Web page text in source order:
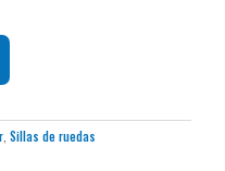
, Sillas de ruedas